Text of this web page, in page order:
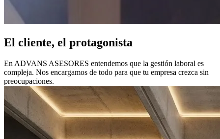
El cliente, el protagonista
En ADVANS ASESORES entendemos que la gestión laboral es
compleja. Nos encargamos de todo para que tu empresa crezca sin
preocupaciones.